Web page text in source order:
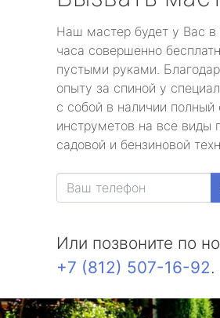
Наш мастер будет у Вас в
часа совершенно
пустыми руками.
опыту за спиной у
с собой в наличии полный
инструметов на все виды
садовой и бензиновой
Или позвоните по
+7 (812) 507-16-92.